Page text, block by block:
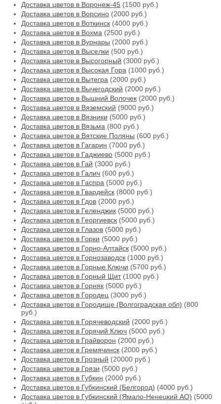
Доставка цветов в Воронеж-45 (1500 руб.)
Доставка цветов в Ворсино (2000 руб.)
Доставка цветов в Воткинск (4000 руб.)
Доставка цветов в Вохма (2500 руб.)
Доставка цветов в Вурнары (2000 руб.)
Доставка цветов в Выселки (500 руб.)
Доставка цветов в Высогорный (3000 руб.)
Доставка цветов в Высокая Гора (1000 руб.)
Доставка цветов в Вытегра (2000 руб.)
Доставка цветов в Вычегодский (2000 руб.)
Доставка цветов в Вышний Волочек (2000 руб.)
Доставка цветов в Вяземский (9000 руб.)
Доставка цветов в Вязники (5000 руб.)
Доставка цветов в Вязьма (800 руб.)
Доставка цветов в Вятские Поляны (600 руб.)
Доставка цветов в Гагарин (7000 руб.)
Доставка цветов в Гаджиево (5000 руб.)
Доставка цветов в Гай (3000 руб.)
Доставка цветов в Галич (600 руб.)
Доставка цветов в Гаспра (5000 руб.)
Доставка цветов в Гвардейск (8000 руб.)
Доставка цветов в Гдов (2000 руб.)
Доставка цветов в Геленджик (5000 руб.)
Доставка цветов в Георгиевск (5000 руб.)
Доставка цветов в Глазов (5000 руб.)
Доставка цветов в Горки (5000 руб.)
Доставка цветов в Горно-Алтайск (5000 руб.)
Доставка цветов в Горнозаводск (1000 руб.)
Доставка цветов в Горные Ключи (5700 руб.)
Доставка цветов в Горный Щит(1000 руб.)
Доставка цветов в Горняк (5000 руб.)
Доставка цветов в Городец (3000 руб.)
Доставка цветов в Городище (Волгоградская обл) (800
руб.)
Доставка цветов в Горячеводский (2000 руб.)
Доставка цветов в Горячий Ключ (5000 руб.)
Доставка цветов в Грайворон (2000 руб.)
Доставка цветов в Гремячинск (2000 руб.)
Доставка цветов в Грозный (20000 руб.)
Доставка цветов в Грязи (5000 руб.)
Доставка цветов в Губкин (2000 руб.)
Доставка цветов в Губкинский (Белгород) (4000 руб.)
Доставка цветов в Губкинский (Ямало-Ненецкий АО) (5000